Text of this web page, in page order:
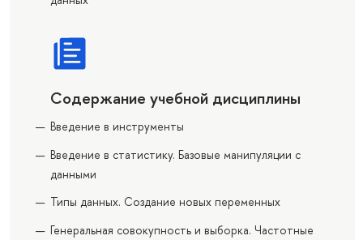
Содержание учебной дисциплины
Введение в инструменты
Введение в статистику. Базовые манипуляции с
данными
Типы данных. Создание новых переменных
Генеральная совокупность и выборка. Частотные